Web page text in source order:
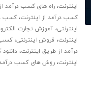
اینترنت،راه های کسب درآمد
کسب درآمد از اینترنت،کسب
اینترنتی،آموزش تجارت
اینترنت، فروش اینترنتی،کسب
درآمد از طریق اینترنت،
اینترنت،روش های کسب درآمد